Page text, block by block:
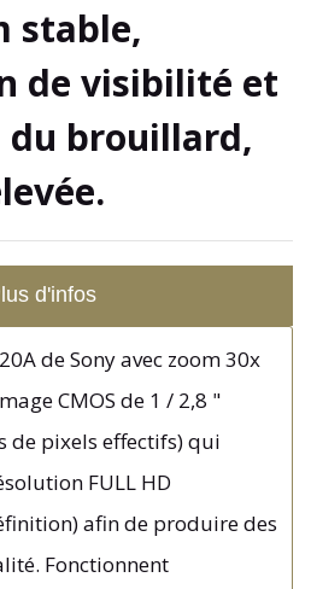
stable,
de visibilité et
brouillard,
d'infos
de Sony avec zoom 30x
CMOS de 1 / 2,8 "
de pixels effectifs) qui
FULL HD
afin de produire des
Fonctionnent